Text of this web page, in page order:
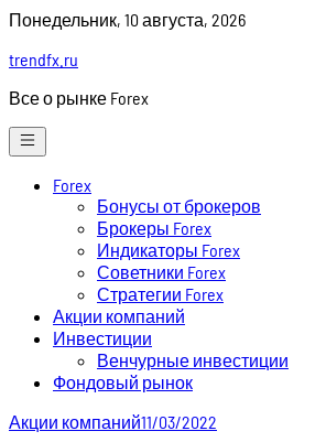
Skip
content
Понедельник, 10 августа, 2026
trendfx.ru
Все о рынке Forex
Forex
Бонусы от брокеров
Брокеры Forex
Индикаторы Forex
Советники Forex
Стратегии Forex
Акции компаний
Инвестиции
Венчурные инвестиции
Фондовый рынок
Акции компаний11/03/2022